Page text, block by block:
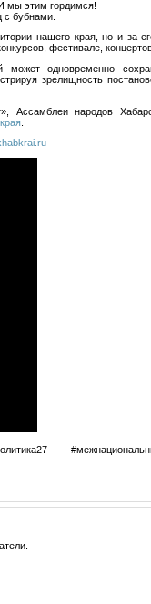
мы этим гордимся!
с бубнами.
нашего края, но и за
фестивале,
может одновременно
зрелищность
Ассамблеи народов